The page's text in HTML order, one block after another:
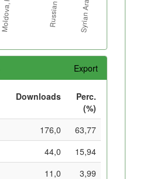
Export
Downloads
Perc.
(%)
176,0
63,77
44,0
15,94
11,0 3,99